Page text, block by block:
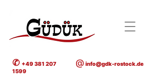
✆ +49 381 207
1599
@ info@gdk-rostock.de